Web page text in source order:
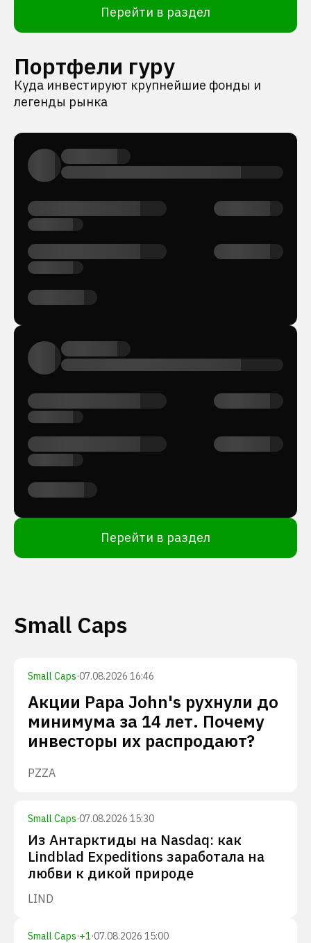
Перейти в раздел
Портфели гуру
Куда инвестируют крупнейшие фонды и
легенды рынка
Перейти в раздел
Small Caps
Small Caps·07.08.2026 16:46
Акции Papa John's рухнули до
минимума за 14 лет. Почему
инвесторы их распродают?
PZZA
Small Caps·07.08.2026 15:30
Из Антарктиды на Nasdaq: как
Lindblad Expeditions заработала на
любви к дикой природе
LIND
Small Caps·+1·07.08.2026 15:00